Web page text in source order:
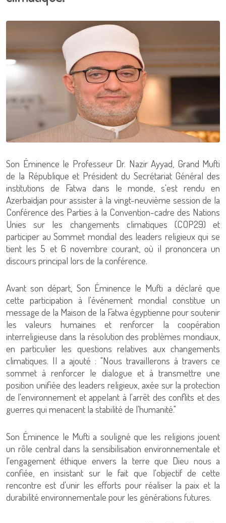
Son Éminence le Professeur Dr. Nazir Ayyad, Grand Mufti
de la République et Président du Secrétariat Général des
institutions de Fatwa dans le monde, s'est rendu en
Azerbaïdjan pour assister à la vingt-neuvième session de la
Conférence des Parties à la Convention-cadre des Nations
Unies sur les changements climatiques (COP29) et
participer au Sommet mondial des leaders religieux qui se
tient les 5 et 6 novembre courant, où il prononcera un
discours principal lors de la conférence.
Avant son départ, Son Éminence le Mufti a déclaré que
cette participation à l'événement mondial constitue un
message de la Maison de la Fatwa égyptienne pour soutenir
les valeurs humaines et renforcer la coopération
interreligieuse dans la résolution des problèmes mondiaux,
en particulier les questions relatives aux changements
climatiques. Il a ajouté : "Nous travaillerons à travers ce
sommet à renforcer le dialogue et à transmettre une
position unifiée des leaders religieux, axée sur la protection
de l'environnement et appelant à l'arrêt des conflits et des
guerres qui menacent la stabilité de l'humanité."
Son Éminence le Mufti a souligné que les religions jouent
un rôle central dans la sensibilisation environnementale et
l'engagement éthique envers la terre que Dieu nous a
confiée, en insistant sur le fait que l'objectif de cette
rencontre est d'unir les efforts pour réaliser la paix et la
durabilité environnementale pour les générations futures.